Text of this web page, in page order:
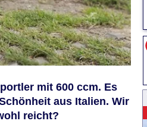
mit 600 ccm. Es
aus Italien. Wir
reicht?